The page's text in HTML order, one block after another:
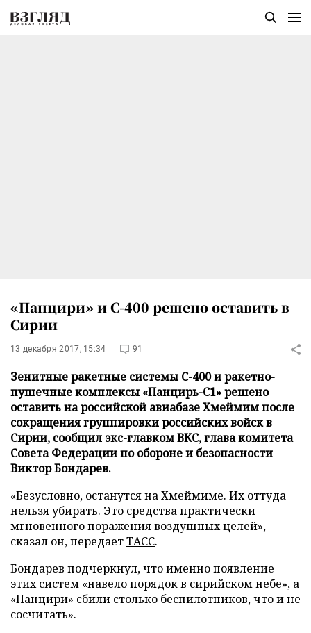
«Панцири» и С-400 решено оставить в
Сирии
13 декабря 2017, 15:34 91
Зенитные ракетные системы С-400 и ракетно-
пушечные комплексы «Панцирь-С1» решено
оставить на российской авиабазе Хмеймим после
сокращения группировки российских войск в
Сирии, сообщил экс-главком ВКС, глава комитета
Совета Федерации по обороне и безопасности
Виктор Бондарев.
«Безусловно, останутся на Хмеймиме. Их оттуда
нельзя убирать. Это средства практически
мгновенного поражения воздушных целей», –
сказал он, передаетТАСС.
Бондарев подчеркнул, что именно появление
этих систем «навело порядок в сирийском небе», а
«Панцири» сбили столько беспилотников, что и не
сосчитать».